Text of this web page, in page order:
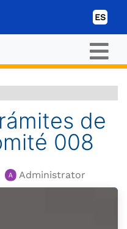
ES
de
008
Administrator